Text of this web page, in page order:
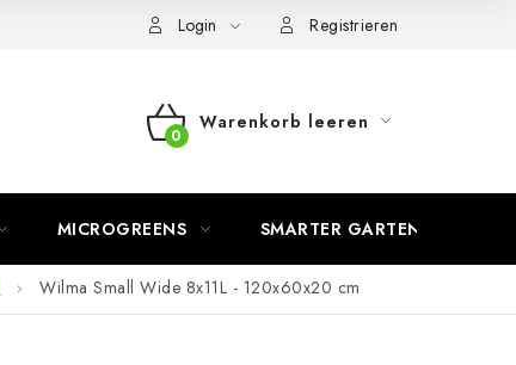
Login Registrieren
WARENKORB
Warenkorb leeren
MICROGREENS SMARTER GARTEN
Wilma Small Wide 8x11L - 120x60x20 cm